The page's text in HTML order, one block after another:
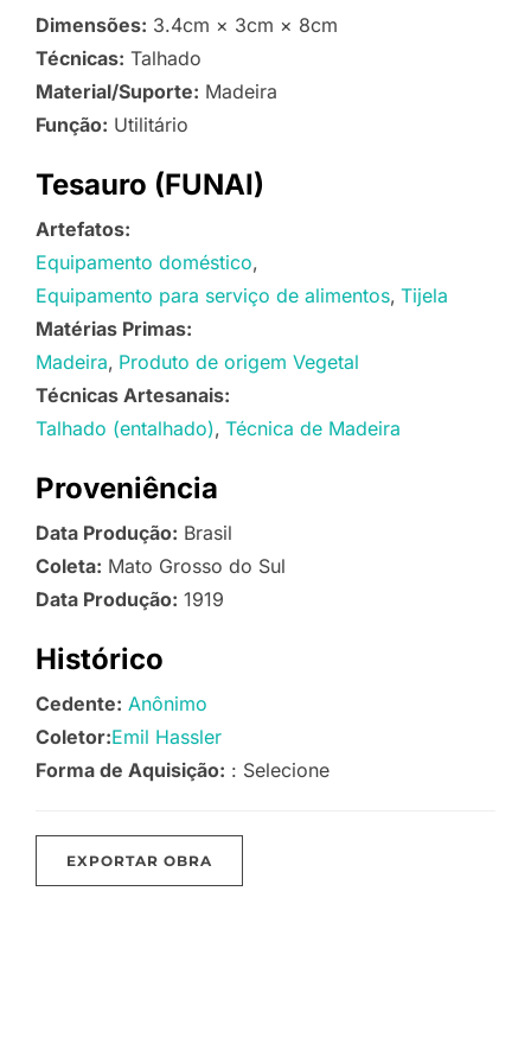
Dimensões: 3.4cm × 3cm × 8cm
Técnicas: Talhado
Material/Suporte: Madeira
Função: Utilitário
Tesauro (FUNAI)
Artefatos:
Equipamento doméstico
Equipamento para serviço de alimentos Tijela
Matérias Primas:
Madeira Produto de origem Vegetal
Técnicas Artesanais:
Talhado (entalhado) Técnica de Madeira
Proveniência
Data Produção: Brasil
Coleta: Mato Grosso do Sul
Data Produção: 1919
Histórico
Cedente: Anônimo
Coletor:Emil Hassler
Forma de Aquisição: : Selecione
EXPORTAR OBRA